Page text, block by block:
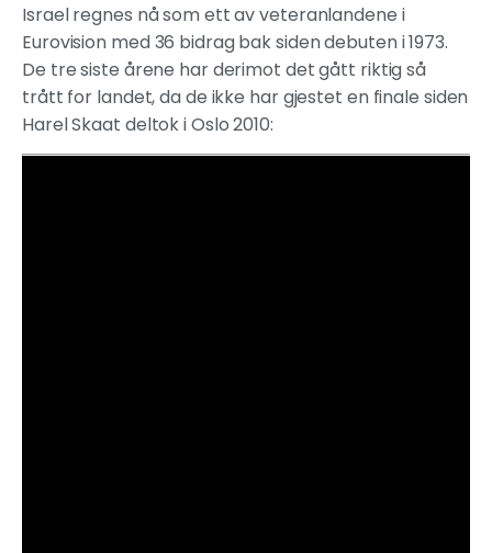
Israel regnes nå som ett av veteranlandene i
Eurovision med 36 bidrag bak siden debuten i 1973.
De tre siste årene har derimot det gått riktig så
trått for landet, da de ikke har gjestet en finale siden
Harel Skaat deltok i Oslo 2010: